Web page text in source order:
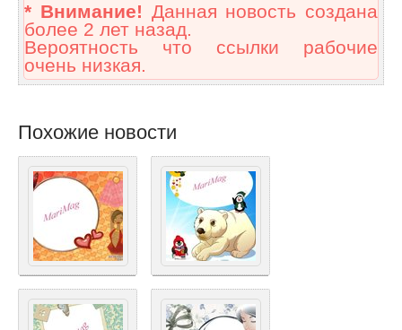
* Внимание! Данная новость создана
более 2 лет назад.
Вероятность что ссылки рабочие
очень низкая.
Похожие новости